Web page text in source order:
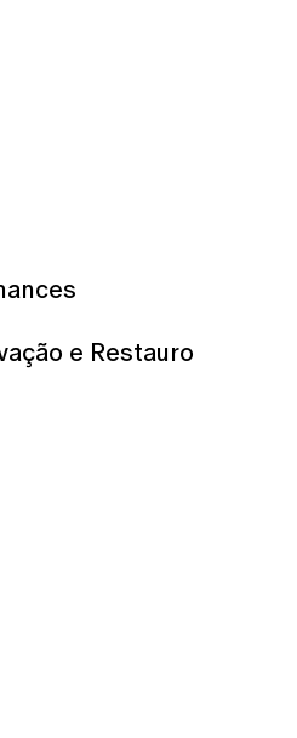
e Restauro